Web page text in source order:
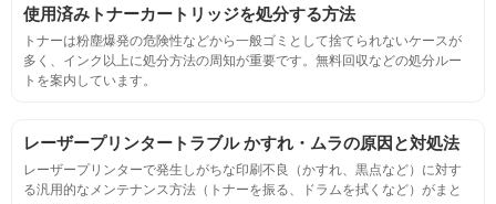
摩擦試験機で濃度値を測定
適合性
生涯印刷
使用済みトナーカートリッジを処分する方法
トナーは粉塵爆発の危険性などから一般ゴミとして捨てられないケースが
多く、インク以上に処分方法の周知が重要です。無料回収などの処分ルー
トを案内しています。
レーザープリンタートラブル かすれ・ムラの原因と対処法
レーザープリンターで発生しがちな印刷不良（かすれ、黒点など）に対す
る汎用的なメンテナンス方法（トナーを振る、ドラムを拭くなど）がまと